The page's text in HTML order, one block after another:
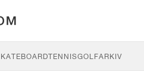
TENNISGOLFARKIV